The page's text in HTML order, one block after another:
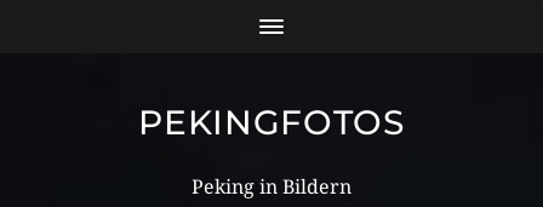
PEKINGFOTOS
Peking in Bildern